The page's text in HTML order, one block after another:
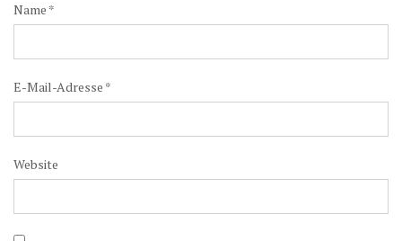
Name *
E-Mail-Adresse *
Website